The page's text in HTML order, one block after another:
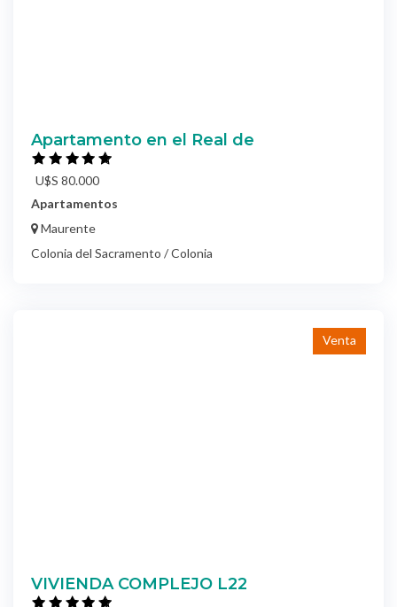
Apartamento en el Real de
U$S 80.000
Apartamentos
Maurente
Colonia del Sacramento / Colonia
Venta
VIVIENDA COMPLEJO L22